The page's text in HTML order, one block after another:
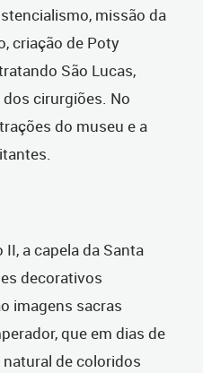
missão da
criação de Poty
São Lucas,
cirurgiões. No
do museu e a
a capela da Santa
decorativos
imagens sacras
que em dias de
de coloridos